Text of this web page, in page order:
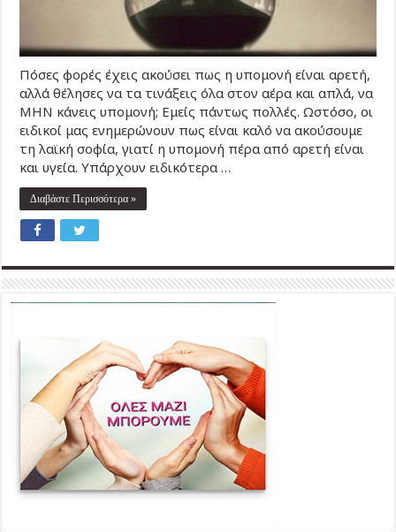
Πόσες φορές έχεις ακούσει πως η υπομονή είναι αρετή,
αλλά θέλησες να τα τινάξεις όλα στον αέρα και απλά, να
ΜΗΝ κάνεις υπομονή; Εμείς πάντως πολλές. Ωστόσο, οι
ειδικοί μας ενημερώνουν πως είναι καλό να ακούσουμε
τη λαϊκή σοφία, γιατί η υπομονή πέρα από αρετή είναι
και υγεία. Υπάρχουν ειδικότερα …
Διαβάστε Περισσότερα »